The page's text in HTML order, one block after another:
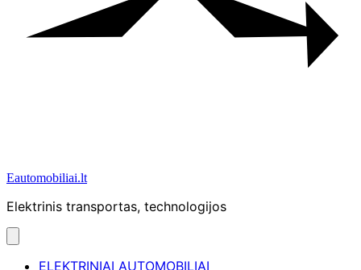
Eautomobiliai.lt
Elektrinis transportas, technologijos
ELEKTRINIAI AUTOMOBILIAI